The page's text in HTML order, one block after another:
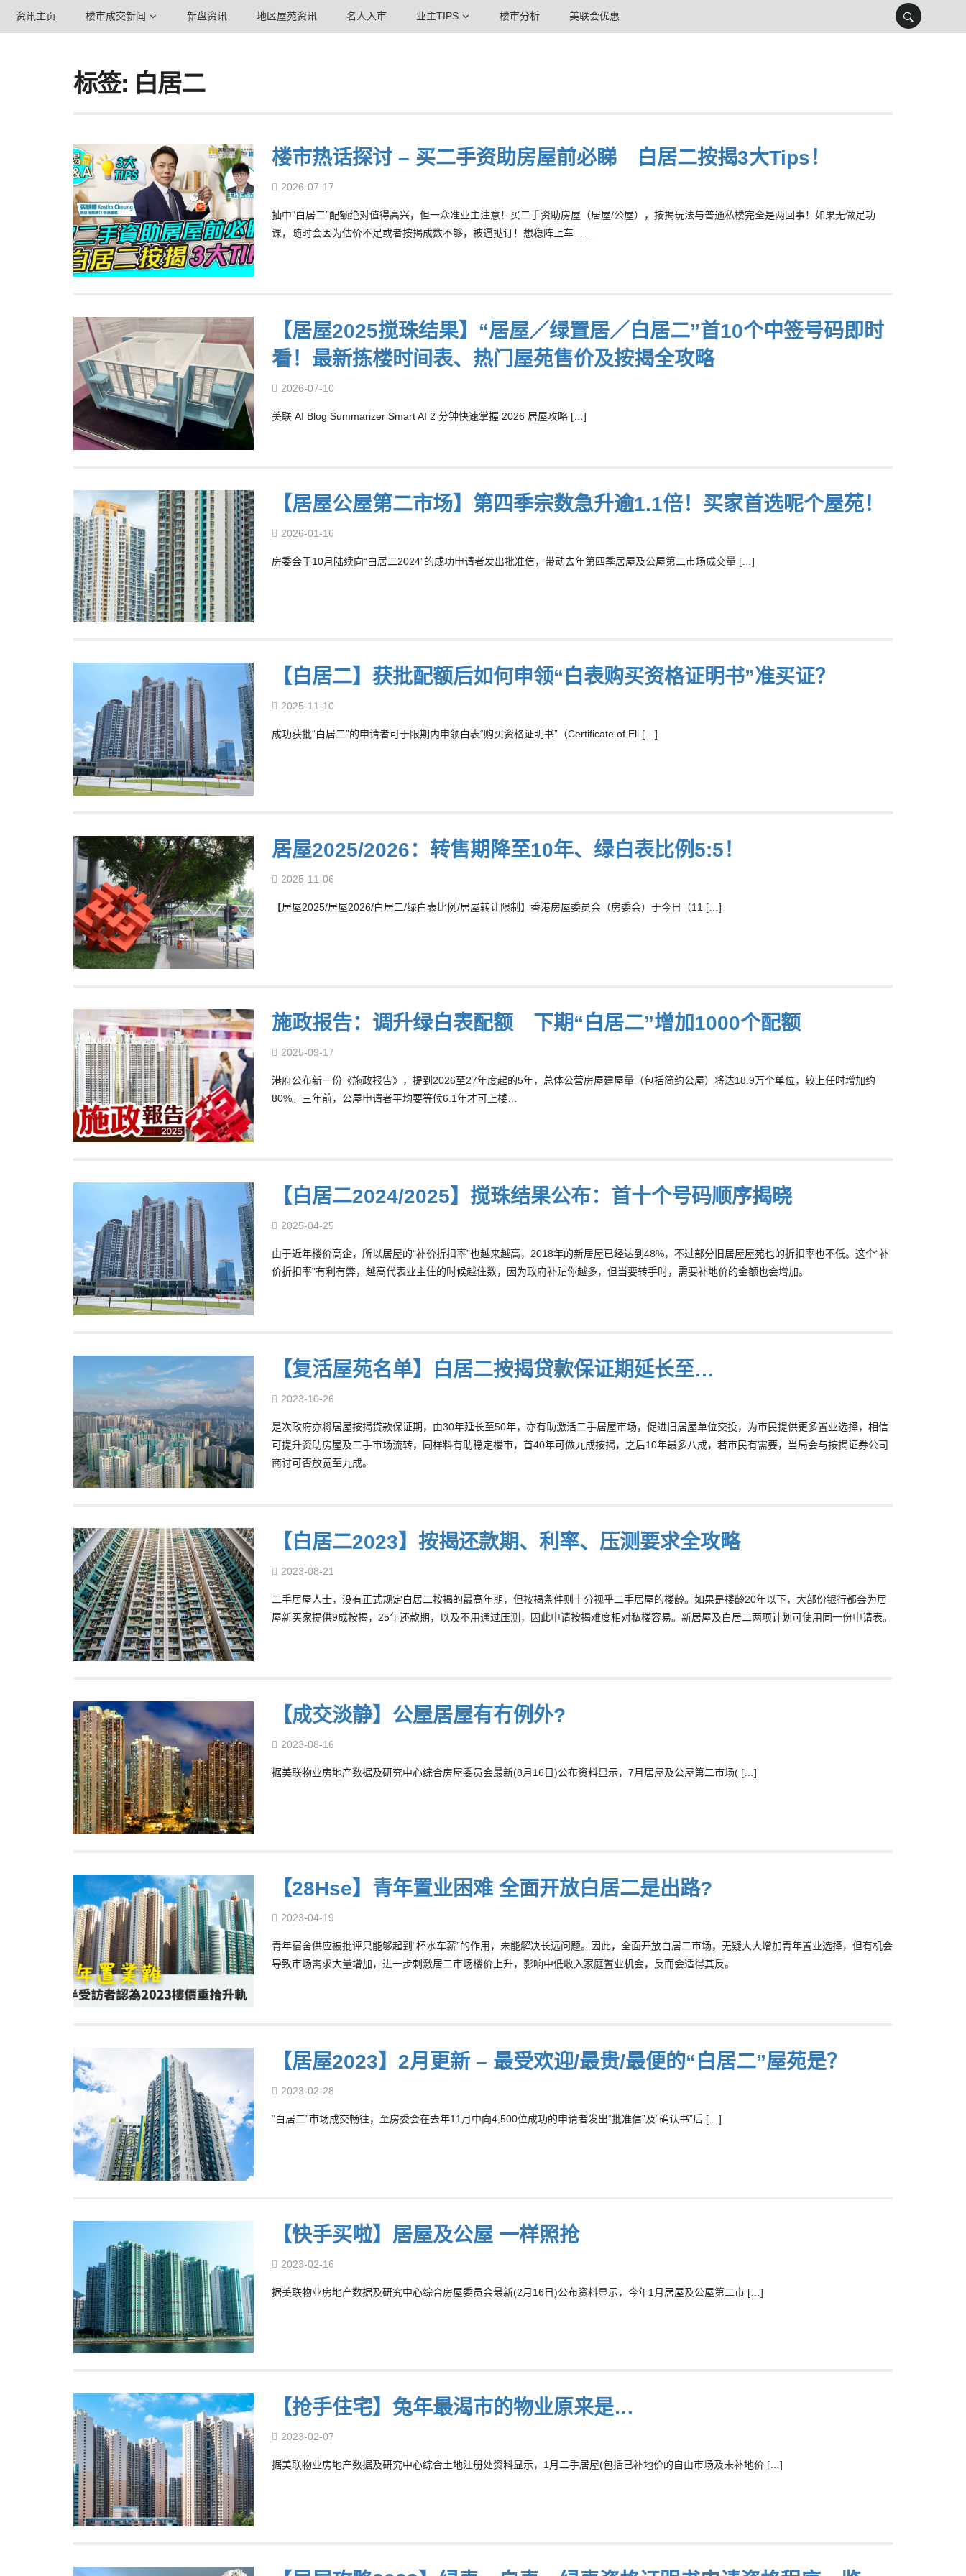
资讯主页 楼市成交新闻 新盘资讯 地区屋苑资讯 名人入市 业主TIPS 楼市分析 美联会优惠
标签: 白居二
楼市热话探讨 – 买二手资助房屋前必睇 白居二按揭3大Tips！
2026-07-17
抽中“白居二”配额绝对值得高兴，但一众准业主注意！买二手资助房屋（居屋/公屋），按揭玩法与普通私楼完全是两回事！如果无做足功
课，随时会因为估价不足或者按揭成数不够，被逼挞订！想稳阵上车……
【居屋2025搅珠结果】“居屋／绿置居／白居二”首10个中签号码即时
看！最新拣楼时间表、热门屋苑售价及按揭全攻略
2026-07-10
美联 AI Blog Summarizer Smart AI 2 分钟快速掌握 2026 居屋攻略 […]
【居屋公屋第二市场】第四季宗数急升逾1.1倍！买家首选呢个屋苑！
2026-01-16
房委会于10月陆续向“白居二2024”的成功申请者发出批准信，带动去年第四季居屋及公屋第二市场成交量 […]
【白居二】获批配额后如何申领“白表购买资格证明书”准买证？
2025-11-10
成功获批“白居二”的申请者可于限期内申领白表“购买资格证明书”（Certificate of Eli […]
居屋2025/2026：转售期降至10年、绿白表比例5:5！
2025-11-06
【居屋2025/居屋2026/白居二/绿白表比例/居屋转让限制】香港房屋委员会（房委会）于今日（11 […]
施政报告：调升绿白表配额 下期“白居二”增加1000个配额
2025-09-17
港府公布新一份《施政报告》，提到2026至27年度起的5年，总体公营房屋建屋量（包括简约公屋）将达18.9万个单位，较上任时增加约
80%。三年前，公屋申请者平均要等候6.1年才可上楼…
【白居二2024/2025】搅珠结果公布：首十个号码顺序揭晓
2025-04-25
由于近年楼价高企，所以居屋的“补价折扣率”也越来越高，2018年的新居屋已经达到48%，不过部分旧居屋屋苑也的折扣率也不低。这个“补
价折扣率”有利有弊，越高代表业主住的时候越住数，因为政府补贴你越多，但当要转手时，需要补地价的金额也会增加。
【复活屋苑名单】白居二按揭贷款保证期延长至…
2023-10-26
是次政府亦将居屋按揭贷款保证期，由30年延长至50年，亦有助激活二手居屋市场，促进旧居屋单位交投，为市民提供更多置业选择，相信
可提升资助房屋及二手市场流转，同样料有助稳定楼市，首40年可做九成按揭，之后10年最多八成，若市民有需要，当局会与按揭证券公司
商讨可否放宽至九成。
【白居二2023】按揭还款期、利率、压测要求全攻略
2023-08-21
二手居屋人士，没有正式规定白居二按揭的最高年期，但按揭条件则十分视乎二手居屋的楼龄。如果是楼龄20年以下，大部份银行都会为居
屋新买家提供9成按揭，25年还款期，以及不用通过压测，因此申请按揭难度相对私楼容易。新居屋及白居二两项计划可使用同一份申请表。
【成交淡静】公屋居屋有冇例外?
2023-08-16
据美联物业房地产数据及研究中心综合房屋委员会最新(8月16日)公布资料显示，7月居屋及公屋第二市场( […]
【28Hse】青年置业困难 全面开放白居二是出路?
2023-04-19
青年宿舍供应被批评只能够起到“杯水车薪”的作用，未能解决长远问题。因此，全面开放白居二市场，无疑大大增加青年置业选择，但有机会
导致市场需求大量增加，进一步刺激居二市场楼价上升，影响中低收入家庭置业机会，反而会适得其反。
【居屋2023】2月更新 – 最受欢迎/最贵/最便的“白居二”屋苑是？
2023-02-28
“白居二”市场成交畅往，至房委会在去年11月中向4,500位成功的申请者发出“批准信”及“确认书”后 […]
【快手买啦】居屋及公屋 一样照抢
2023-02-16
据美联物业房地产数据及研究中心综合房屋委员会最新(2月16日)公布资料显示，今年1月居屋及公屋第二市 […]
【抢手住宅】兔年最渴市的物业原来是…
2023-02-07
据美联物业房地产数据及研究中心综合土地注册处资料显示，1月二手居屋(包括已补地价的自由市场及未补地价 […]